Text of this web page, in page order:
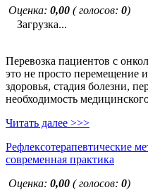
Оценка: 0,00 ( голосов: 0)
Загрузка...
Перевозка пациентов с
это не просто перемещение
здоровья, стадия болезни,
необходимость
Читать далее >>>
Рефлексотерапевтические
современная практика
Оценка: 0,00 ( голосов: 0)